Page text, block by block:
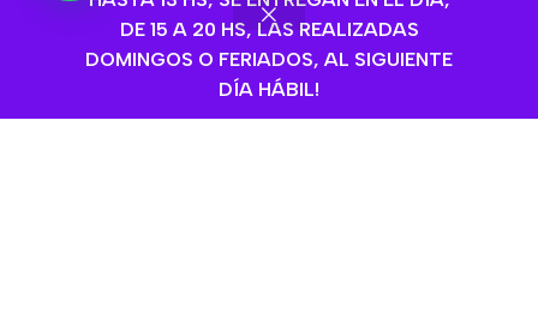
DE 15 A 20 HS, LAS REALIZADAS
DOMINGOS O FERIADOS, AL SIGUIENTE
DÍA HÁBIL!
SKU:01653
Senior x 1.5 kg
Gatos, Alimentos para gatos
Secos